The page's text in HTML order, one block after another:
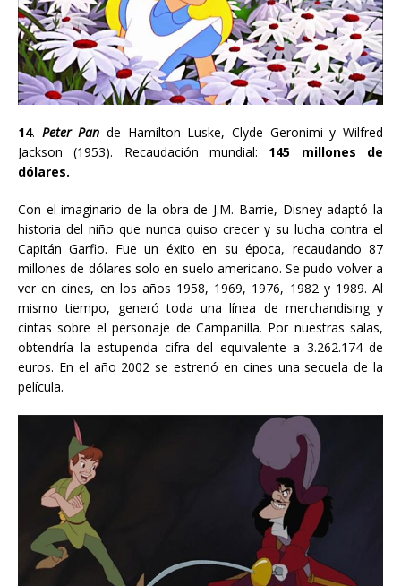
14. Peter Pan de Hamilton Luske, Clyde Geronimi y Wilfred
Jackson(1953). Recaudación mundial: 145 millones de
dólares.
Con el imaginario de la obra de J.M. Barrie, Disney adaptó la
historia del niño que nunca quiso crecer y su lucha contra el
Capitán Garfio. Fue un éxito en su época, recaudando 87
millones de dólares solo en suelo americano. Se pudo volver a
ver en cines, en los años 1958, 1969, 1976, 1982 y 1989. Al
mismo tiempo, generó toda una línea de merchandising y
cintas sobre el personaje de Campanilla. Por nuestras salas,
obtendría la estupenda cifra del equivalente a 3.262.174 de
euros. En el año 2002 se estrenó en cines una secuela de la
película.